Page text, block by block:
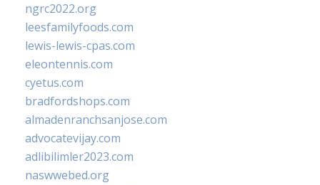
ngrc2022.org
leesfamilyfoods.com
lewis-lewis-cpas.com
eleontennis.com
cyetus.com
bradfordshops.com
almadenranchsanjose.com
advocatevijay.com
adlibilimler2023.com
naswwebed.org